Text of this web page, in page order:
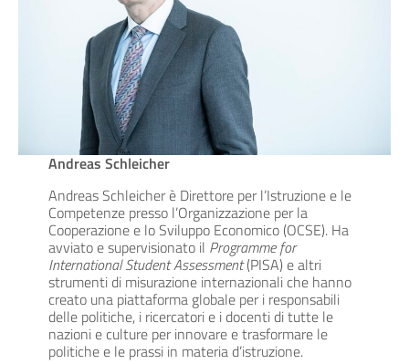
Andreas Schleicher
Andreas Schleicher è Direttore per l’Istruzione e le
Competenze presso l’Organizzazione per la
Cooperazione e lo Sviluppo Economico (OCSE). Ha
avviato e supervisionato il Programme for
International Student Assessment(PISA) e altri
strumenti di misurazione internazionali che hanno
creato una piattaforma globale per i responsabili
delle politiche, i ricercatori e i docenti di tutte le
nazioni e culture per innovare e trasformare le
politiche e le prassi in materia d’istruzione.